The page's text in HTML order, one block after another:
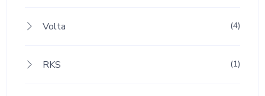
Volta (4)
RKS (1)